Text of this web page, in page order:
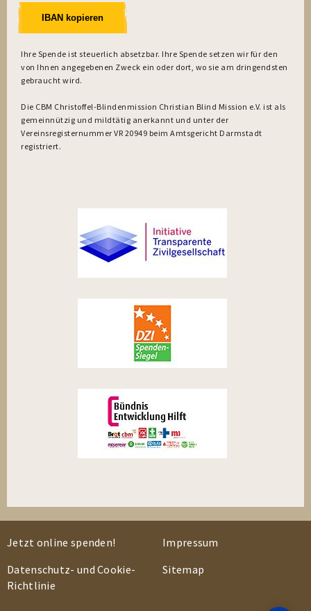
IBAN kopieren
Ihre Spende ist steuerlich absetzbar. Ihre Spende setzen wir für den
von Ihnen angegebenen Zweck ein oder dort, wo sie am dringendsten
gebraucht wird.
Die CBM Christoffel-Blindenmission Christian Blind Mission e.V. ist als
gemeinnützig und mildtätig anerkannt und unter der
Vereinsregisternummer VR 20949 beim Amtsgericht Darmstadt
registriert.
Jetzt online spenden!
Impressum
Datenschutz- und Cookie-
Richtlinie
Sitemap